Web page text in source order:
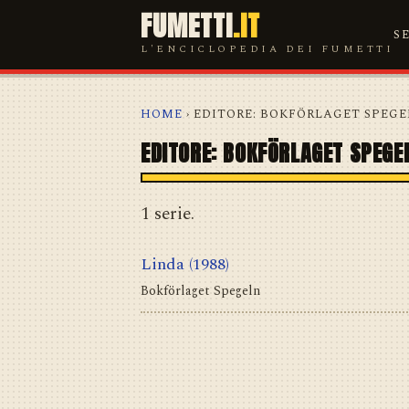
FUMETTI.IT
L'ENCICLOPEDIA DEI FUMETTI
HOME › EDITORE: BOKFÖRLAGET
EDITORE: BOKFÖRLAGET
1 serie.
Linda (1988)
Bokförlaget Spegeln